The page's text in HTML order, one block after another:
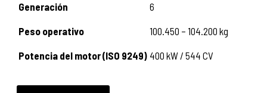
Generación 6
Peso operativo 100.450 – 104.200 kg
Potencia del motor (ISO 9249) 400 kW / 544 CV